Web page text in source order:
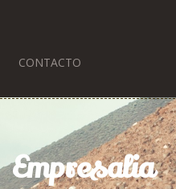
CONTACTO
Empresalia